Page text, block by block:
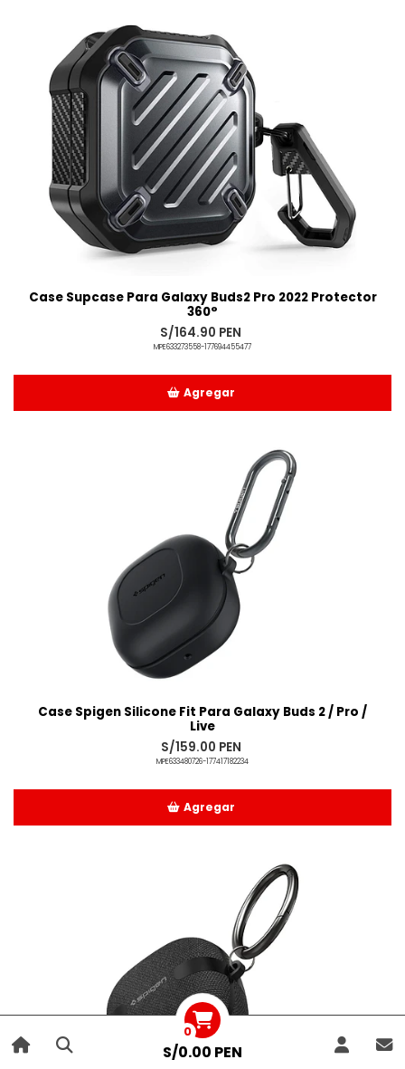
0
S/0.00 PEN
Case Supcase Para Galaxy Buds2 Pro 2022 Protector
360°
S/164.90 PEN
MPE633273558-177694455477
Agregar
Case Spigen Silicone Fit Para Galaxy Buds 2 / Pro /
Live
S/159.00 PEN
MPE633480726-177417182234
Agregar